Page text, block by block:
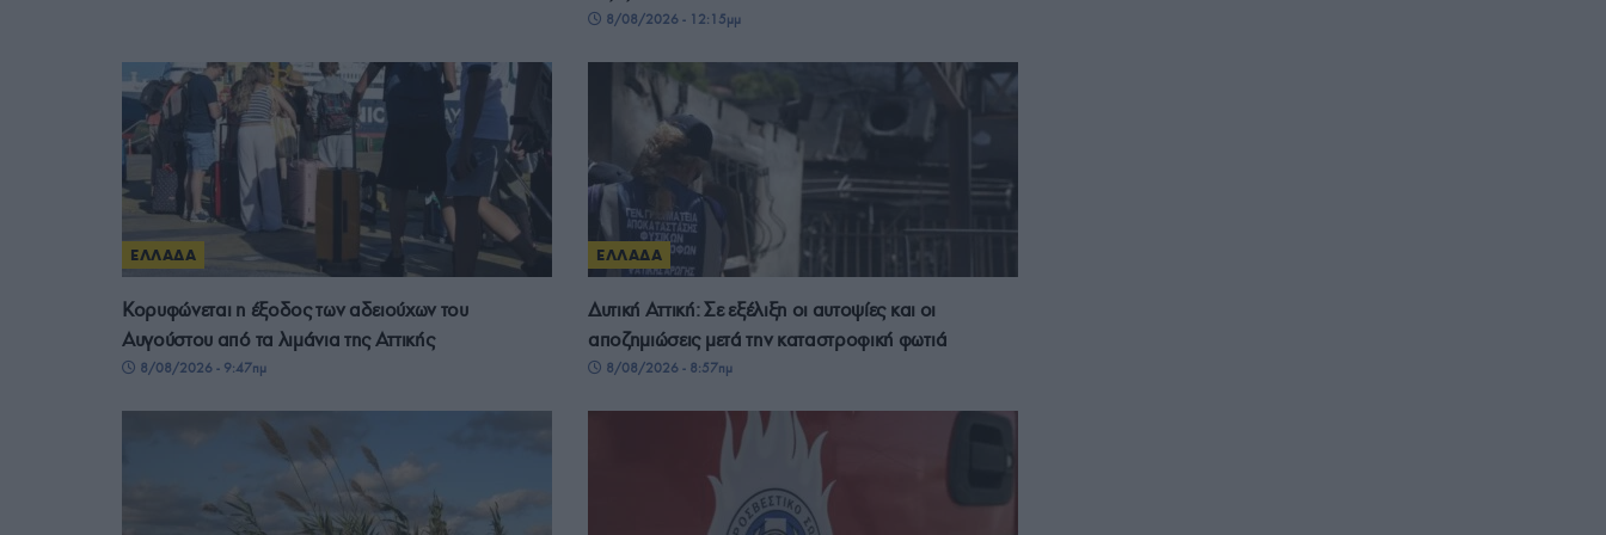
8/08/2026 - 12:15μμ
ΕΛΛΑΔΑ
Κορυφώνεται η έξοδος των αδειούχων του
Αυγούστου από τα λιμάνια της Αττικής
8/08/2026 - 9:47πμ
ΕΛΛΑΔΑ
Δυτική Αττική: Σε εξέλιξη οι αυτοψίες και οι
αποζημιώσεις μετά την καταστροφική φωτιά
8/08/2026 - 8:57πμ